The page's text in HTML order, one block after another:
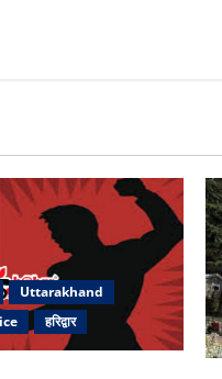
Uttarakhand
हरिद्वार